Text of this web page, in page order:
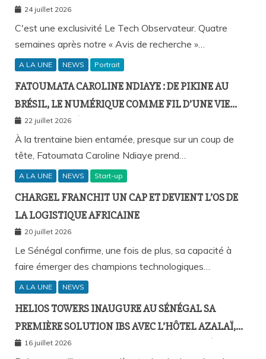
L’AFRIQUE FRANCOPHONE
24 juillet 2026
C'est une exclusivité Le Tech Observateur. Quatre
semaines après notre « Avis de recherche »…
A LA UNE NEWS Portrait
FATOUMATA CAROLINE NDIAYE : DE PIKINE AU
BRÉSIL, LE NUMÉRIQUE COMME FIL D’UNE VIE
SANS FRONTIÈRES
22 juillet 2026
À la trentaine bien entamée, presque sur un coup de
tête, Fatoumata Caroline Ndiaye prend…
A LA UNE NEWS Start-up
CHARGEL FRANCHIT UN CAP ET DEVIENT L’OS DE
LA LOGISTIQUE AFRICAINE
20 juillet 2026
Le Sénégal confirme, une fois de plus, sa capacité à
faire émerger des champions technologiques…
A LA UNE NEWS
HELIOS TOWERS INAUGURE AU SÉNÉGAL SA
PREMIÈRE SOLUTION IBS AVEC L’HÔTEL AZALAÏ,
NOUVEAU STANDARD DE LA CONNECTIVITÉ
16 juillet 2026